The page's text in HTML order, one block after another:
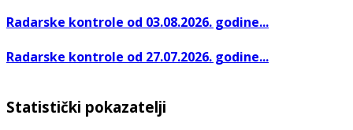
Radarske kontrole od 03.08.2026. godine...
Radarske kontrole od 27.07.2026. godine...
Statistički pokazatelji